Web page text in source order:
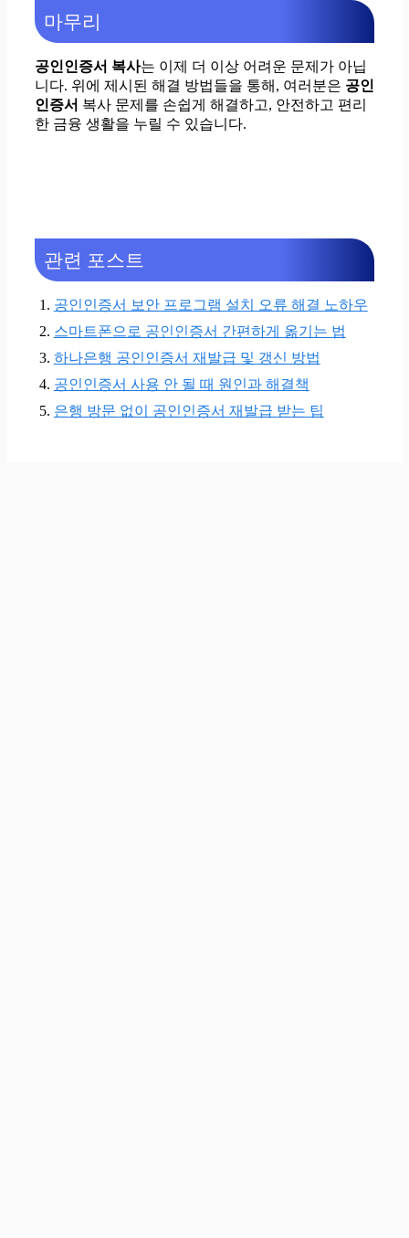
마무리
공인인증서 복사는 이제 더 이상 어려운 문제가 아닙
니다. 위에 제시된 해결 방법들을 통해, 여러분은 공인
인증서 복사 문제를 손쉽게 해결하고, 안전하고 편리
한 금융 생활을 누릴 수 있습니다.
관련 포스트
공인인증서 보안 프로그램 설치 오류 해결 노하우
스마트폰으로 공인인증서 간편하게 옮기는 법
하나은행 공인인증서 재발급 및 갱신 방법
공인인증서 사용 안 될 때 원인과 해결책
은행 방문 없이 공인인증서 재발급 받는 팁